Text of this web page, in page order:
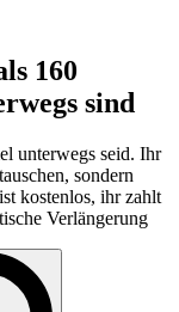
160
sind
unterwegs seid. Ihr
sondern
kostenlos, ihr zahlt
Verlängerung